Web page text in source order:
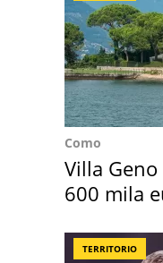
Como
Villa
600 mila
TERRITORIO